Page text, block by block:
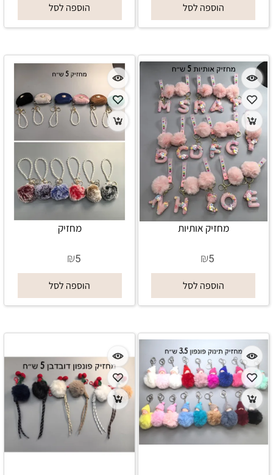
הוספה לסל הוספה לסל
מחזיק אותיות
₪5
הוספה לסל
מחזיק
₪5
הוספה לסל